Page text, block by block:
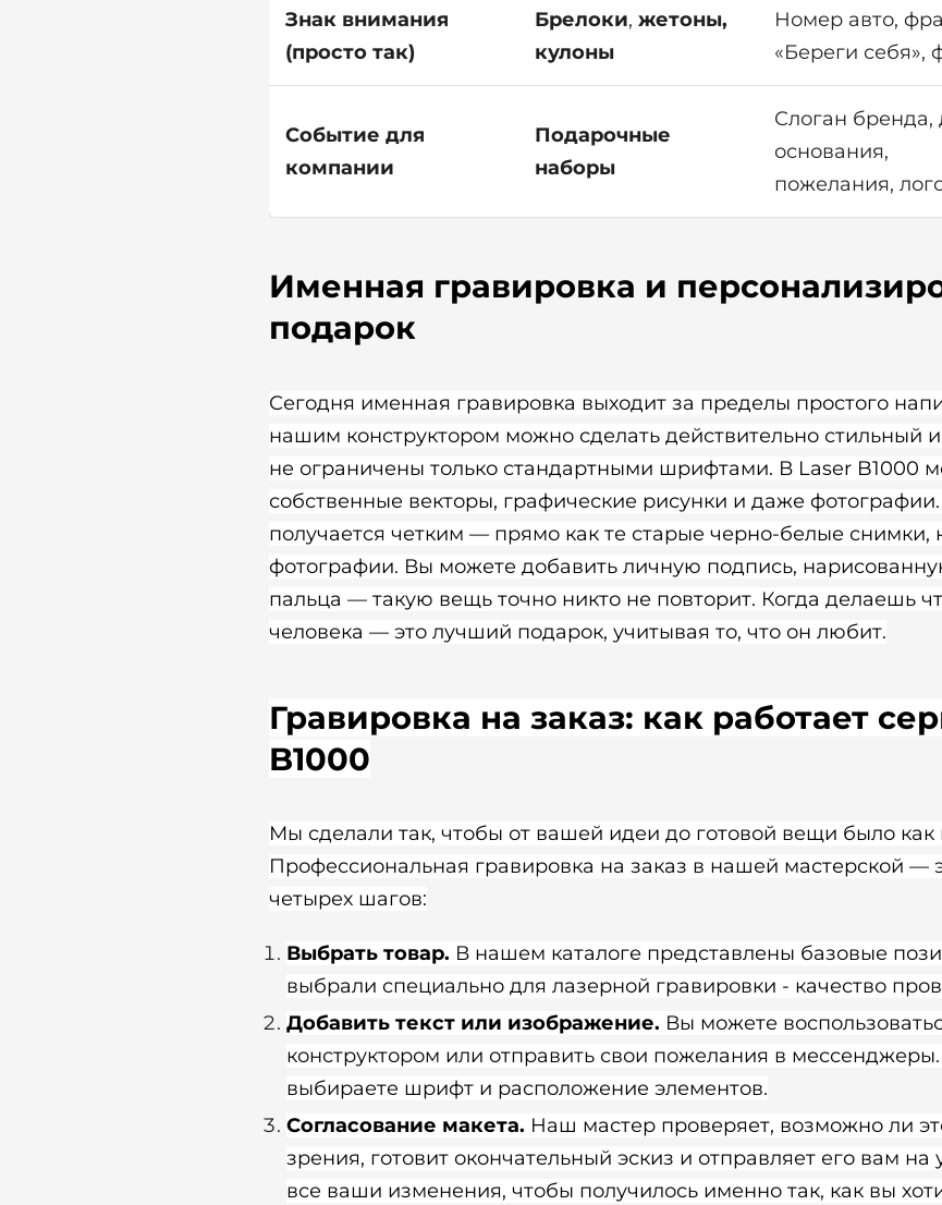
Знак внимания
(просто так)
Брелоки, жетоны,
кулоны
Номер авто,
«Береги себя»,
Событие для
компании
Подарочные
наборы
Слоган бренда,
основания,
пожелания,
Именная гравировка и
подарок
Сегодня именная гравировка выходит за пределы простого
нашим конструктором можно сделать действительно стильный
не ограничены только стандартными шрифтами. В Laser B1000
собственные векторы, графические рисунки и даже
получается четким — прямо как те старые черно-белые
фотографии. Вы можете добавить личную подпись,
пальца — такую вещь точно никто не повторит. Когда делаешь
человека — это лучший подарок, учитывая то, что он любит.
Гравировка на заказ: как работает
B1000
Мы сделали так, чтобы от вашей идеи до готовой вещи было
Профессиональная гравировка на заказ в нашей мастерской —
четырех шагов:
Выбрать товар. В нашем каталоге представлены базовые
выбрали специально для лазерной гравировки - качество
Добавить текст или изображение. Вы можете
конструктором или отправить свои пожелания в
выбираете шрифт и расположение элементов.
Согласование макета. Наш мастер проверяет, возможно ли
зрения, готовит окончательный эскиз и отправляет его вам
все ваши изменения, чтобы получилось именно так, как вы